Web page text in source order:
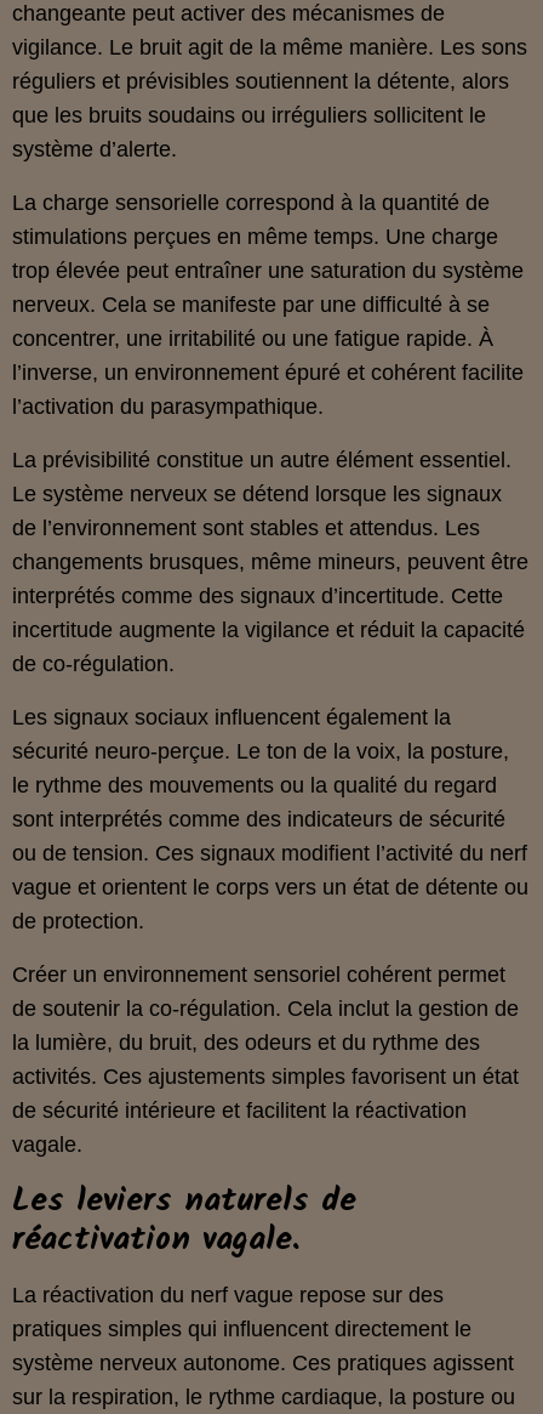
changeante peut activer des mécanismes de
vigilance. Le bruit agit de la même manière. Les sons
réguliers et prévisibles soutiennent la détente, alors
que les bruits soudains ou irréguliers sollicitent le
système d’alerte.
La charge sensorielle correspond à la quantité de
stimulations perçues en même temps. Une charge
trop élevée peut entraîner une saturation du système
nerveux. Cela se manifeste par une difficulté à se
concentrer, une irritabilité ou une fatigue rapide. À
l’inverse, un environnement épuré et cohérent facilite
l’activation du parasympathique.
La prévisibilité constitue un autre élément essentiel.
Le système nerveux se détend lorsque les signaux
de l’environnement sont stables et attendus. Les
changements brusques, même mineurs, peuvent être
interprétés comme des signaux d’incertitude. Cette
incertitude augmente la vigilance et réduit la capacité
de co‑régulation.
Les signaux sociaux influencent également la
sécurité neuro‑perçue. Le ton de la voix, la posture,
le rythme des mouvements ou la qualité du regard
sont interprétés comme des indicateurs de sécurité
ou de tension. Ces signaux modifient l’activité du nerf
vague et orientent le corps vers un état de détente ou
de protection.
Créer un environnement sensoriel cohérent permet
de soutenir la co‑régulation. Cela inclut la gestion de
la lumière, du bruit, des odeurs et du rythme des
activités. Ces ajustements simples favorisent un état
de sécurité intérieure et facilitent la réactivation
vagale.
Les leviers naturels de
réactivation vagale.
La réactivation du nerf vague repose sur des
pratiques simples qui influencent directement le
système nerveux autonome. Ces pratiques agissent
sur la respiration, le rythme cardiaque, la posture ou